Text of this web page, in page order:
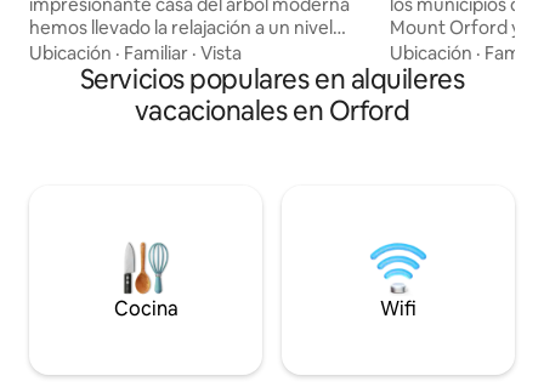
hemos llevado la relajación a un nivel
completamente nuevo. A nuestro
alrededor no hay nada más que bosques
y vida silvestre. Una experiencia que no
te puedes perder. Pon tu película
recuerdos básicos que nunca se
olvidarán. Bienvenido a un pequeño
trocito del paraíso.
Ubicación · Familiar · Vista
Mount Orford y
se encuentra un
elegante,
ocho personas.
contemporánea
inolvidables con
camas.
Ubicación ·
Servicios populares en alquileres
vacacionales en Orford
Cocina Wifi